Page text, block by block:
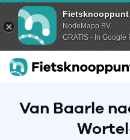
Fietsknooppunt
NodeMapp BV
GRATIS - In Google
Van Baarle